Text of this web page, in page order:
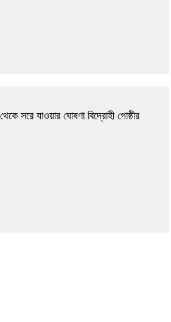
সরে যাওয়ার ঘোষণা বিদ্রোহী গোষ্ঠীর